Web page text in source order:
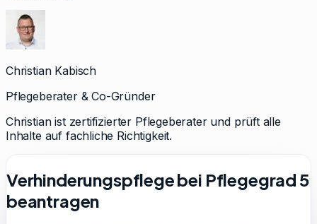
Christian Kabisch
Pflegeberater & Co-Gründer
Christian ist zertifizierter Pflegeberater und prüft alle
Inhalte auf fachliche Richtigkeit.
Verhinderungspflege bei Pflegegrad 5
beantragen